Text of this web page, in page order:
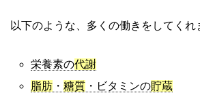
以下のような、多くの働きをしてくれ
栄養素の代謝
脂肪 ・ 糖質 ・ビタミンの貯蔵